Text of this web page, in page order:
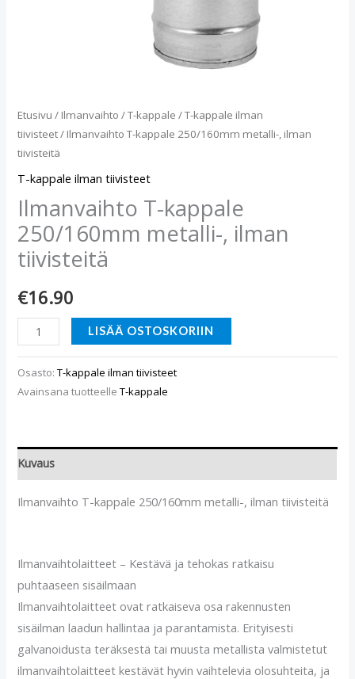
Etusivu / Ilmanvaihto /T-kappale /T-kappale ilman
tiivisteet/ Ilmanvaihto T-kappale 250/160mm metalli-, ilman
tiivisteitä
T-kappale ilman tiivisteet
Ilmanvaihto T-kappale
250/160mm metalli-, ilman
tiivisteitä
€16.90
LISÄÄ OSTOSKORIIN
Osasto:T-kappale ilman tiivisteet
Avainsana tuotteelleT-kappale
Kuvaus
Ilmanvaihto T-kappale 250/160mm metalli-, ilman tiivisteitä
Ilmanvaihtolaitteet – Kestävä ja tehokas ratkaisu
puhtaaseen sisäilmaan
Ilmanvaihtolaitteet ovat ratkaiseva osa rakennusten
sisäilman laadun hallintaa ja parantamista. Erityisesti
galvanoidusta teräksestä tai muusta metallista valmistetut
ilmanvaihtolaitteet kestävät hyvin vaihtelevia olosuhteita, ja